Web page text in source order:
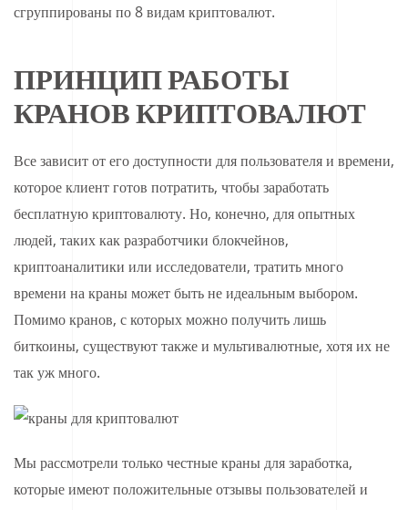
сгруппированы по 8 видам криптовалют.
ПРИНЦИП РАБОТЫ
КРАНОВ КРИПТОВАЛЮТ
Все зависит от его доступности для пользователя и времени,
которое клиент готов потратить, чтобы заработать
бесплатную криптовалюту. Но, конечно, для опытных
людей, таких как разработчики блокчейнов,
криптоаналитики или исследователи, тратить много
времени на краны может быть не идеальным выбором.
Помимо кранов, с которых можно получить лишь
биткоины, существуют также и мультивалютные, хотя их не
так уж много.
Мы рассмотрели только честные краны для заработка,
которые имеют положительные отзывы пользователей и